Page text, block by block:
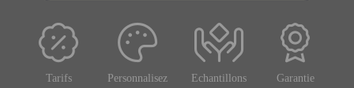
Tarifs
Personnalisez
Echantillons
Garantie